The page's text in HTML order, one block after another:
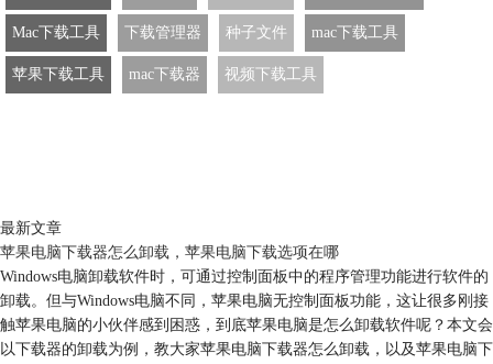
Mac下载工具 下载管理器 种子文件 mac下载工具
苹果下载工具 mac下载器 视频下载工具
最新文章
苹果电脑下载器怎么卸载，苹果电脑下载选项在哪
Windows电脑卸载软件时，可通过控制面板中的程序管理功能进行软件的
卸载。但与Windows电脑不同，苹果电脑无控制面板功能，这让很多刚接
触苹果电脑的小伙伴感到困惑，到底苹果电脑是怎么卸载软件呢？本文会
以下载器的卸载为例，教大家苹果电脑下载器怎么卸载，以及苹果电脑下